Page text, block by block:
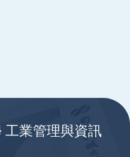
工業管理與資訊